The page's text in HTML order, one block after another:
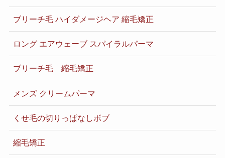
ブリーチ毛 ハイダメージヘア 縮毛矯正
ロング エアウェーブ スパイラルパーマ
ブリーチ毛 縮毛矯正
メンズ クリームパーマ
くせ毛の切りっぱなしボブ
縮毛矯正